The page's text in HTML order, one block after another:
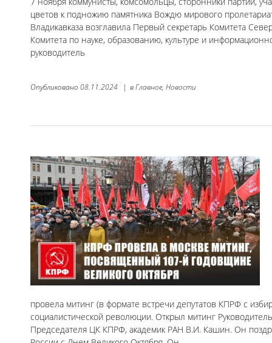
цветов к подножию памятника Вождю мирового
Владикавказа возглавила Первый секретарь Комитета
Комитета по науке, образованию, культуре и
руководитель
Опубликовано 08.11.2024 | вГлавное, Новости
провела митинг (в формате встречи депутатов КПРФ с
социалистической революции. Открыл митинг
Председателя ЦК КПРФ, академик РАН В.И. Кашин. Он